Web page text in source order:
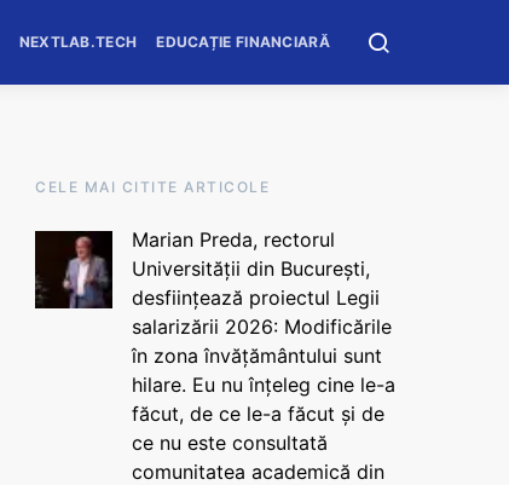
NEXTLAB.TECH EDUCAȚIE FINANCIARĂ
CELE MAI CITITE ARTICOLE
Marian Preda, rectorul
Universității din București,
desființează proiectul Legii
salarizării 2026: Modificările
în zona învățământului sunt
hilare. Eu nu înțeleg cine le-a
făcut, de ce le-a făcut și de
ce nu este consultată
comunitatea academică din